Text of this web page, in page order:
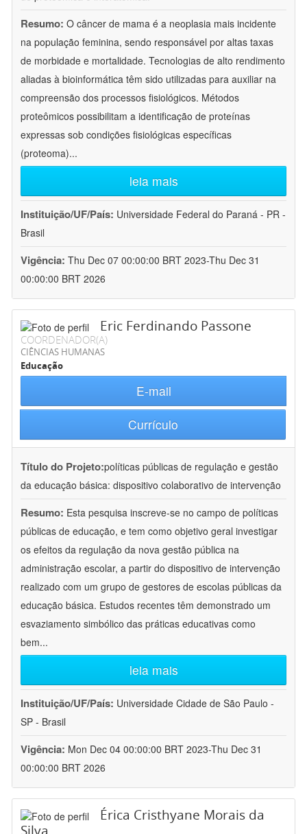
Resumo: O câncer de mama é a neoplasia mais incidente
na população feminina, sendo responsável por altas taxas
de morbidade e mortalidade. Tecnologias de alto rendimento
aliadas à bioinformática têm sido utilizadas para auxiliar na
compreensão dos processos fisiológicos. Métodos
proteômicos possibilitam a identificação de proteínas
expressas sob condições fisiológicas específicas
(proteoma)...
leia mais
Instituição/UF/País: Universidade Federal do Paraná - PR -
Brasil
Vigência: Thu Dec 07 00:00:00 BRT 2023-Thu Dec 31
00:00:00 BRT 2026
Eric Ferdinando Passone
COORDENADOR(A)
CIÊNCIAS HUMANAS
Educação
E-mail
Currículo
Título do Projeto:políticas públicas de regulação e gestão
da educação básica: dispositivo colaborativo de intervenção
Resumo: Esta pesquisa inscreve-se no campo de políticas
públicas de educação, e tem como objetivo geral investigar
os efeitos da regulação da nova gestão pública na
administração escolar, a partir do dispositivo de intervenção
realizado com um grupo de gestores de escolas públicas da
educação básica. Estudos recentes têm demonstrado um
esvaziamento simbólico das práticas educativas como
bem...
leia mais
Instituição/UF/País: Universidade Cidade de São Paulo -
SP - Brasil
Vigência: Mon Dec 04 00:00:00 BRT 2023-Thu Dec 31
00:00:00 BRT 2026
Érica Cristhyane Morais da